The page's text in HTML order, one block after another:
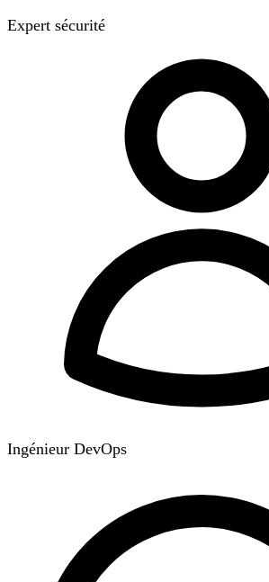
Expert sécurité
Ingénieur DevOps